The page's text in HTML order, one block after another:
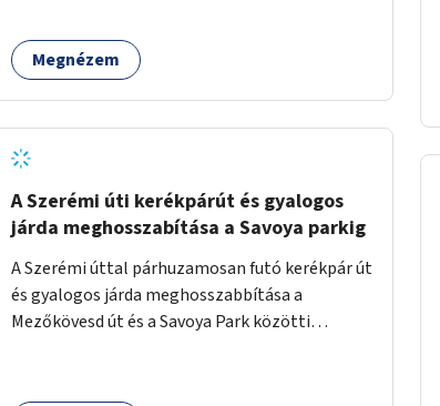
távolítani. A kikötőbakokat, ha megoldható, át
kellene helyezni a kerítés másik oldalára,
és kerékpárútra lenne itt szükség, ahogy a
Bálna mellett is. A jelenlegi állapot
tarthatatlan, ugyanis a trehányul kirakott
táblákból az se derül ki, hogy szabad-e ott
Megnézem
A Szerémi úti kerékpárút és gyalogos
járda meghosszabítása a Savoya parkig
A Szerémi úttal párhuzamosan futó kerékpár út
és gyalogos járda meghosszabbítása a
Mezőkövesd út és a Savoya Park közötti